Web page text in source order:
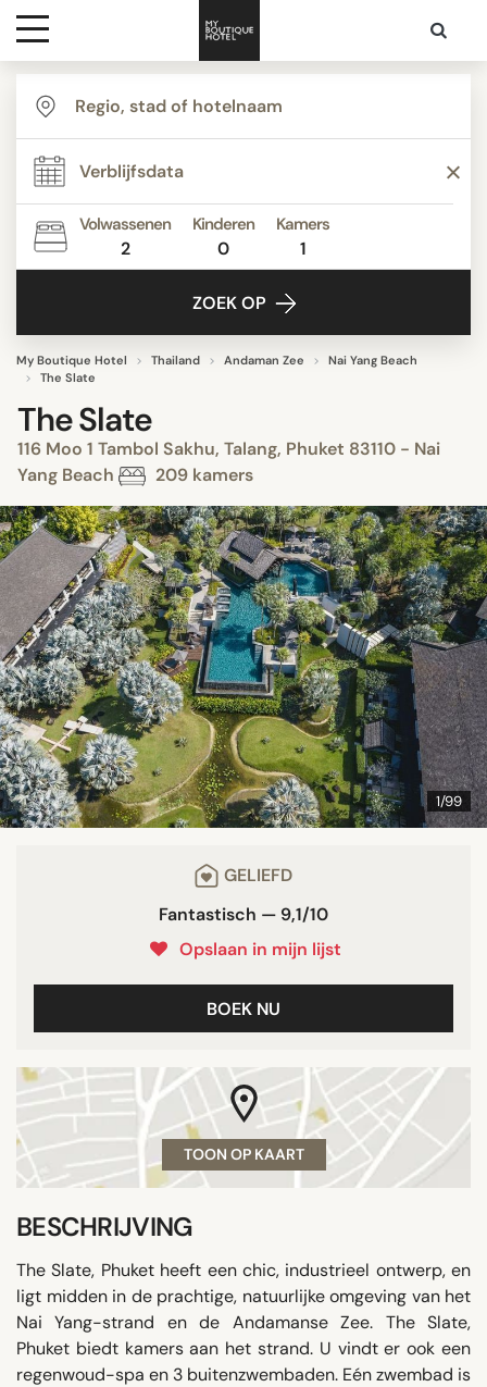
Bestemmingen
Hoteltypes
Contact
Volwassenen
2
Kinderen
0
Kamers
1
ZOEK OP
My Boutique Hotel Thailand Andaman Zee
Nai Yang Beach
The Slate
The Slate
116 Moo 1 Tambol Sakhu, Talang, Phuket 83110 - Nai
Yang Beach
209 kamers
1/99
GELIEFD
Fantastisch — 9,1/10
Opslaan in mijn lijst
BOEK NU
TOON OP KAART
BESCHRIJVING
The Slate, Phuket heeft een chic, industrieel ontwerp, en
ligt midden in de prachtige, natuurlijke omgeving van het
Nai Yang-strand en de Andamanse Zee. The Slate,
Phuket biedt kamers aan het strand. U vindt er ook een
regenwoud-spa en 3 buitenzwembaden. Eén zwembad is